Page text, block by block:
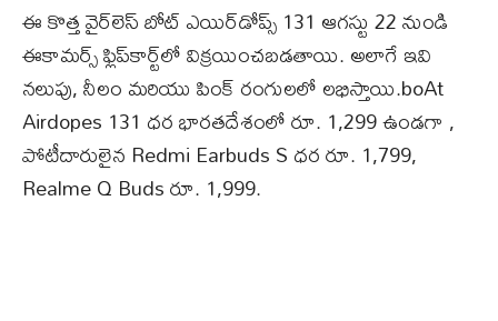
ఈ కొత్త వైర్‌లెస్‌ బోట్ ఎయిర్‌డోప్స్ 131 ఆగస్టు 22 నుండి
ఈకామర్స్‌ ఫ్లిప్‌కార్ట్‌లో విక్రయించబడతాయి. అలాగే ఇవి
నలుపు, నీలం మరియు పింక్ రంగులలో లభిస్తాయి.boAt
Airdopes 131 ధర భారతదేశంలో రూ. 1,299 ఉండగా ,
పోటీదారులైన Redmi Earbuds S ధర రూ. 1,799,
Realme Q Buds రూ. 1,999.